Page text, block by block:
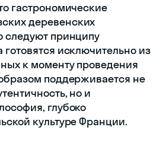
гастрономические
деревенских
следуют принципу
исключительно из
к моменту проведения
поддерживается не
но и
глубоко
культуре Франции.